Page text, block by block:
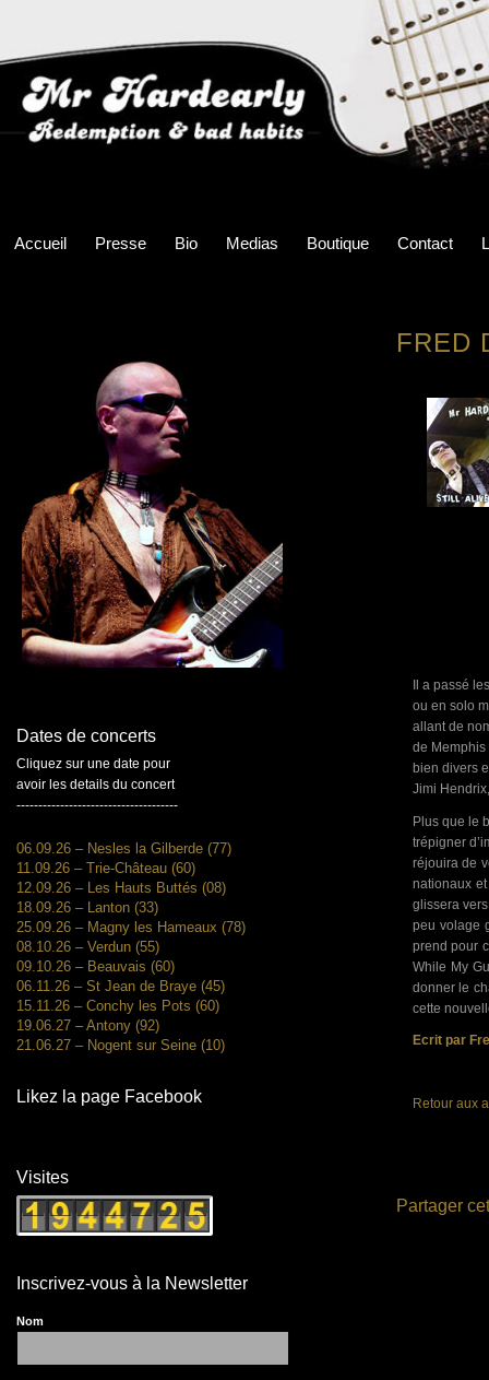
Accueil Presse Bio Medias Boutique Contact
FRED
Il a passé
ou en solo
allant de
de
bien divers
Jimi
Plus que le
trépigner
réjouira de
nationaux
glissera
peu volage
prend pour
While My
donner le
cette
Ecrit par
Retour aux
Partager
Dates de concerts
Cliquez sur une date pour
avoir les details du concert
-------------------------------------
06.09.26 – Nesles la Gilberde (77)
11.09.26 – Trie-Château (60)
12.09.26 – Les Hauts Buttés (08)
18.09.26 – Lanton (33)
25.09.26 – Magny les Hameaux (78)
08.10.26 – Verdun (55)
09.10.26 – Beauvais (60)
06.11.26 – St Jean de Braye (45)
15.11.26 – Conchy les Pots (60)
19.06.27 – Antony (92)
21.06.27 – Nogent sur Seine (10)
Likez la page Facebook
Visites
Inscrivez-vous à la Newsletter
Nom